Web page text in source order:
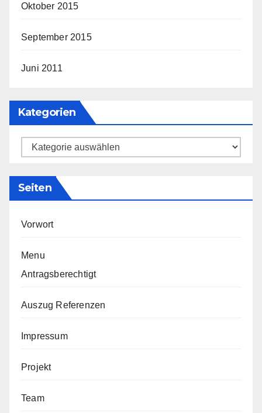
Oktober 2015
September 2015
Juni 2011
Kategorien
Kategorien
Seiten
Vorwort
Menu
Antragsberechtigt
Auszug Referenzen
Impressum
Projekt
Team